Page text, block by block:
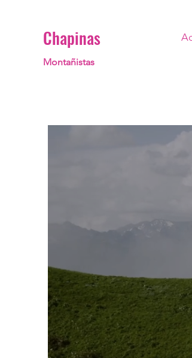
Chapinas
Montañistas
SAL
CHAPINAS